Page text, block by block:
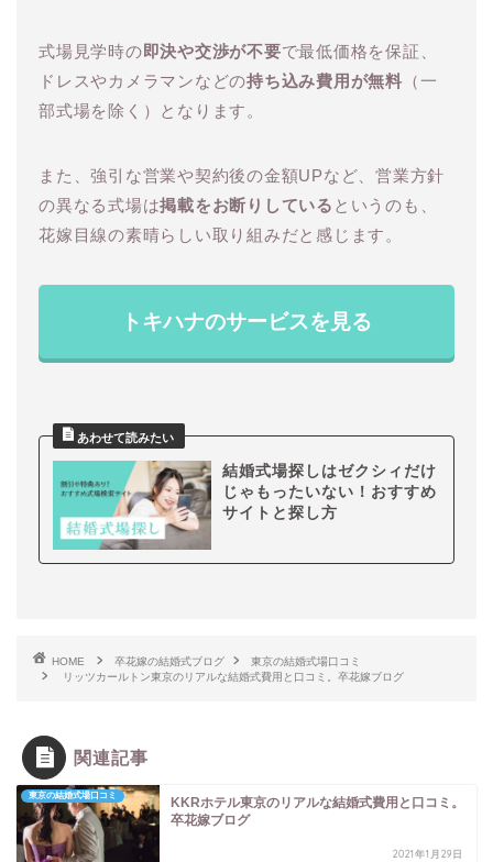
式場見学時の即決や交渉が不要で最低価格を保証、
ドレスやカメラマンなどの持ち込み費用が無料 （一
部式場を除く）となります。
また、強引な営業や契約後の金額UPなど、営業方針
の異なる式場は掲載をお断りしている というのも、
花嫁目線の素晴らしい取り組みだと感じます。
トキハナのサービスを見る
結婚式場探しはゼクシィだけ
じゃもったいない！おすすめ
サイトと探し方
HOME 卒花嫁の結婚式ブログ
東京の結婚式場口コミ
リッツカールトン東京のリアルな結婚式費用と口コミ。卒花嫁ブログ
関連記事
東京の結婚式場口コミ
KKRホテル東京のリアルな結婚式費用と口コミ。
卒花嫁ブログ
2021年1月29日